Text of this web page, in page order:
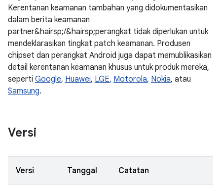
Kerentanan keamanan tambahan yang didokumentasikan
dalam berita keamanan
partner&hairsp;/&hairsp;perangkat tidak diperlukan untuk
mendeklarasikan tingkat patch keamanan. Produsen
chipset dan perangkat Android juga dapat memublikasikan
detail kerentanan keamanan khusus untuk produk mereka,
seperti Google, Huawei, LGE, Motorola, Nokia, atau
Samsung.
Versi
Versi Tanggal Catatan